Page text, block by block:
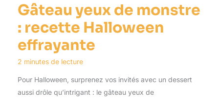
Gâteau yeux de monstre
: recette Halloween
effrayante
2 minutes de lecture
Pour Halloween, surprenez vos invités avec un dessert
aussi drôle qu’intrigant : le gâteau yeux de